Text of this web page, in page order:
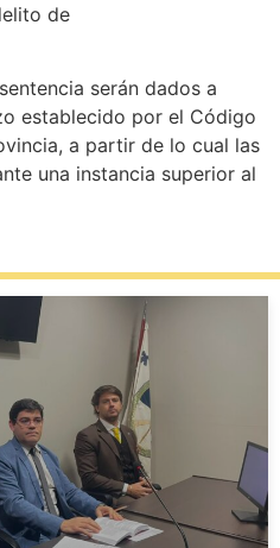
de
serán dados a
establecido por el Código
a partir de lo cual las
una instancia superior al